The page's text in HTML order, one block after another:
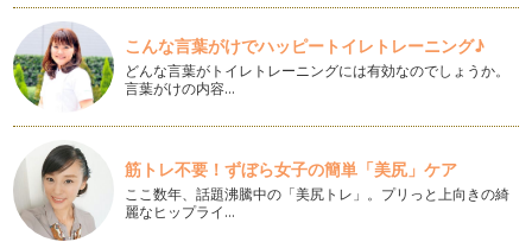
ママの手作り！キラキラおはじき
ガラスで出来たきれいなおはじき。 …
入学準備にピッタリ！すうかあどでかずに強くなろう（続々）
１００までの数が数えられるようになったら、 次は、数の…
入学準備にピッタリ！すうかあどでかずに強くなろう（続）
１から１０までの数と個数や量感が一致してきたなと感じた
ら、数字の繰り上りを体感してみましょ…
こんな言葉がけでハッピートイレトレーニング♪
どんな言葉がトイレトレーニングには有効なのでしょうか。
言葉がけの内容…
筋トレ不要！ずぼら女子の簡単「美尻」ケア
ここ数年、話題沸騰中の「美尻トレ」。プリっと上向きの綺
麗なヒップライ…